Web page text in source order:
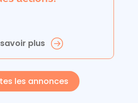
savoir plus
les annonces